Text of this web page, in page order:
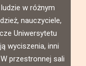
w różnym
nauczyciele,
Uniwersytetu
wyciszenia, inni
przestronnej sali